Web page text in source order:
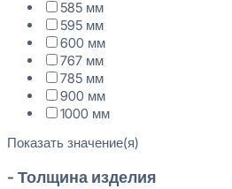
585 мм
595 мм
600 мм
767 мм
785 мм
900 мм
1000 мм
Показать значение(я)
- Толщина изделия